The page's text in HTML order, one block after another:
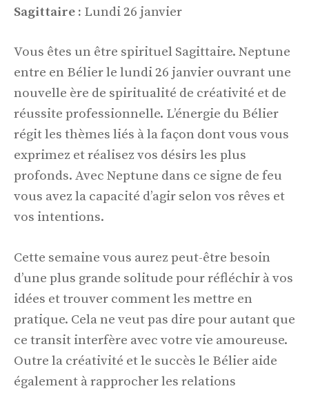
Sagittaire : Lundi 26 janvier
Vous êtes un être spirituel Sagittaire. Neptune
entre en Bélier le lundi 26 janvier ouvrant une
nouvelle ère de spiritualité de créativité et de
réussite professionnelle. L’énergie du Bélier
régit les thèmes liés à la façon dont vous vous
exprimez et réalisez vos désirs les plus
profonds. Avec Neptune dans ce signe de feu
vous avez la capacité d’agir selon vos rêves et
vos intentions.
Cette semaine vous aurez peut-être besoin
d’une plus grande solitude pour réfléchir à vos
idées et trouver comment les mettre en
pratique. Cela ne veut pas dire pour autant que
ce transit interfère avec votre vie amoureuse.
Outre la créativité et le succès le Bélier aide
également à rapprocher les relations